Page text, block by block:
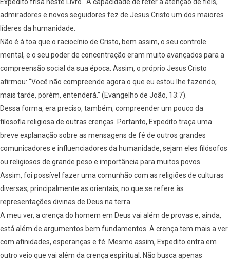
admiradores e novos seguidores fez de Jesus Cristo um dos maiores
líderes da humanidade.
Não é à toa que o raciocínio de Cristo, bem assim, o seu controle
mental, e o seu poder de concentração eram muito avançados para a
compreensão social da sua época. Assim, o próprio Jesus Cristo
afirmou: “Você não compreende agora o que eu estou lhe fazendo;
mais tarde, porém, entenderá.” (Evangelho de João, 13:7).
Dessa forma, era preciso, também, compreender um pouco da
filosofia religiosa de outras crenças. Portanto, Expedito traça uma
breve explanação sobre as mensagens de fé de outros grandes
comunicadores e influenciadores da humanidade, sejam eles filósofos
ou religiosos de grande peso e importância para muitos povos.
Assim, foi possível fazer uma comunhão com as religiões de culturas
diversas, principalmente as orientais, no que se refere às
representações divinas de Deus na terra.
A meu ver, a crença do homem em Deus vai além de provas e, ainda,
está além de argumentos bem fundamentos. A crença tem mais a ver
com afinidades, esperanças e fé. Mesmo assim, Expedito entra em
outro veio que vai além da crença espiritual. Não busca apenas